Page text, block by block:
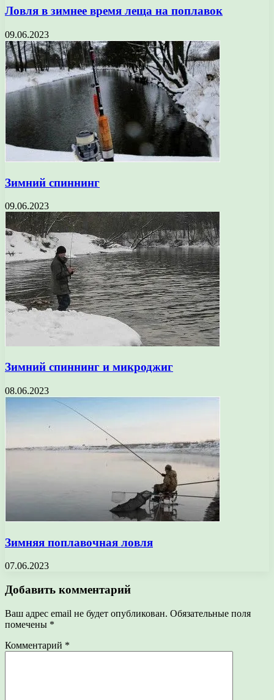
Ловля в зимнее время леща на поплавок
09.06.2023
Зимний спиннинг
09.06.2023
Зимний спиннинг и микроджиг
08.06.2023
Зимняя поплавочная ловля
07.06.2023
Добавить комментарий
Ваш адрес email не будет опубликован. Обязательные поля
помечены *
Комментарий *